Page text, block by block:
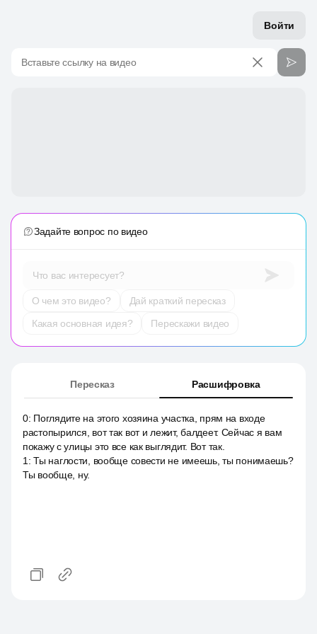
Войти
Вставьте ссылку на видео
Задайте вопрос по видео
Что вас интересует?
О чем это видео?
Дай краткий пересказ
Какая основная идея?
Перескажи видео
Пересказ Расшифровка
0: Поглядите на этого хозяина участка, прям на входе
растопырился, вот так вот и лежит, балдеет. Сейчас я вам
покажу с улицы это все как выглядит. Вот так.
1 :Ты наглости, вообще совести не имеешь, ты понимаешь?
Ты вообще, ну.